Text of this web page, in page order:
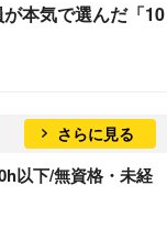
本気で選んだ「10
さらに見る
以下/無資格・未経